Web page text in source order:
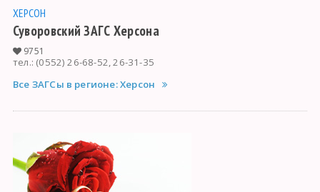
ХЕРСОН
Суворовский ЗАГС Херсона
9751
тел.: (0552) 26-68-52, 26-31-35
Все ЗАГСы в регионе: Херсон